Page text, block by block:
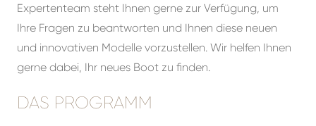
Expertenteam steht Ihnen gerne zur Verfügung, um
Ihre Fragen zu beantworten und Ihnen diese neuen
und innovativen Modelle vorzustellen. Wir helfen Ihnen
gerne dabei, Ihr neues Boot zu finden.
DAS PROGRAMM